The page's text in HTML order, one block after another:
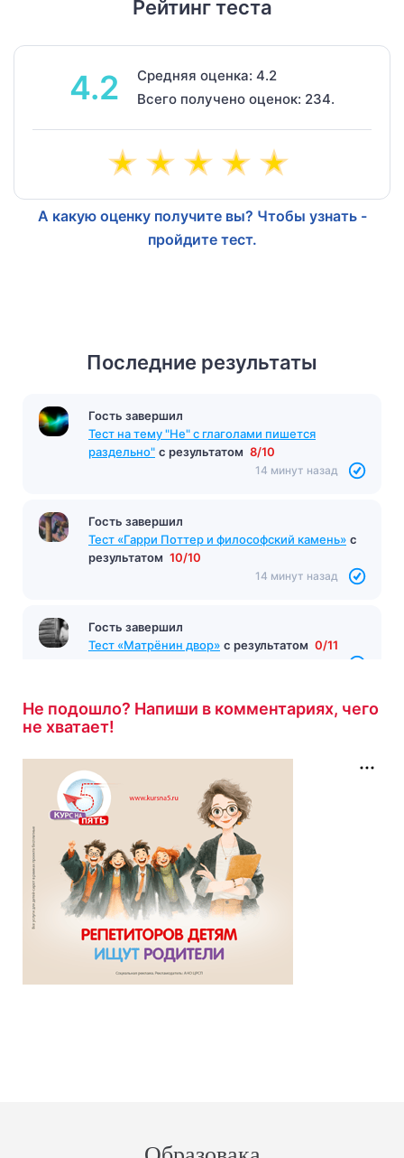
Рейтинг теста
4.2
Средняя оценка: 4.2
Всего получено оценок: 234.
А какую оценку получите вы? Чтобы узнать -
пройдите тест.
Последние результаты
Гость завершил
Тест на тему "Не" с глаголами пишется
раздельно" с результатом 8/10
14 минут назад
Гость завершил
Тест «Гарри Поттер и философский камень» с
результатом 10/10
14 минут назад
Гость завершил
Тест «Матрёнин двор» с результатом 0/11
Не подошло? Напиши в комментариях, чего
не хватает!